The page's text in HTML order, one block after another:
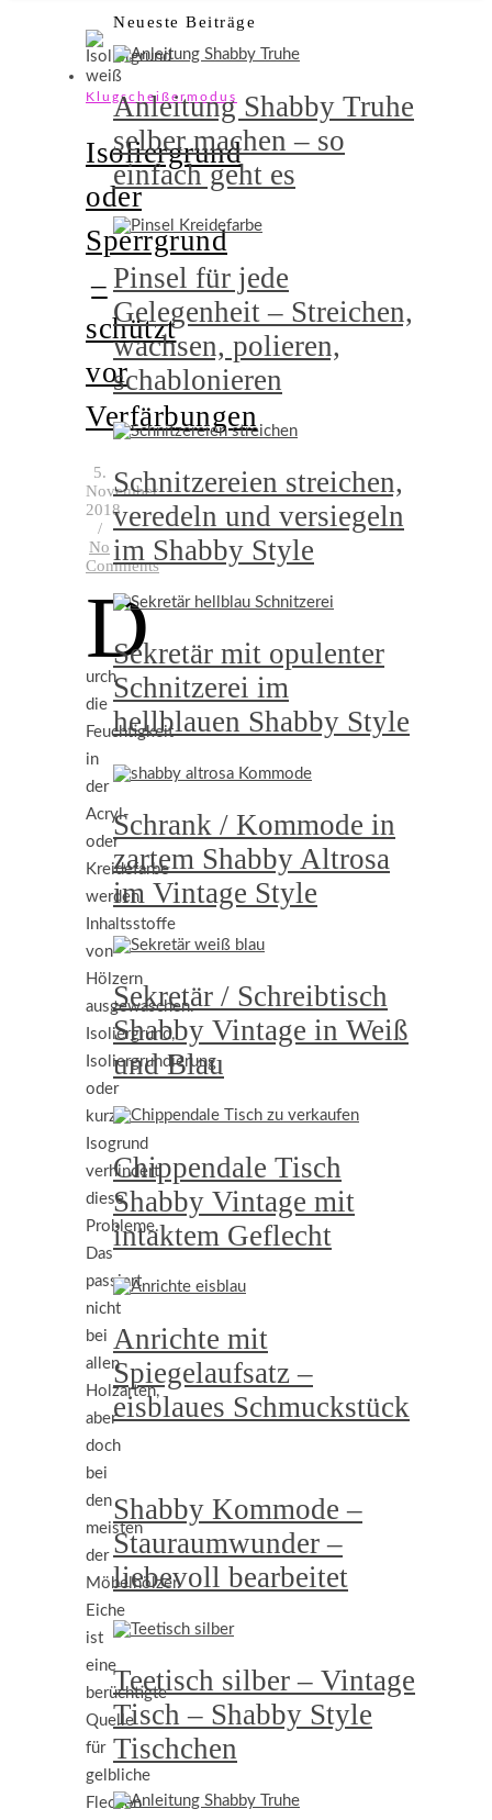
Klugscheißermodus
Isoliergrund
oder
Sperrgrund
–
schützt
vor
Verfärbungen
5.
November
2018
/
No
Comments
D
urch
die
Feuchtigkeit
in
der
Acryl-
oder
Kreidefarbe
werden
Inhaltsstoffe
von
Hölzern
ausgewaschen.
Isoliergrund,
Isoliergrundierung
oder
kurz
Isogrund
verhindert
diese
Probleme.
Das
passiert
nicht
bei
allen
Holzarten,
aber
doch
bei
den
meisten
der
Möbelhölzer.
Eiche
ist
eine
berüchtigte
Quelle
für
gelbliche
Flecken
Neueste Beiträge
Anleitung Shabby Truhe
selber machen – so
einfach geht es
Pinsel für jede
Gelegenheit – Streichen,
wachsen, polieren,
schablonieren
Schnitzereien streichen,
veredeln und versiegeln
im Shabby Style
Sekretär mit opulenter
Schnitzerei im
hellblauen Shabby Style
Schrank / Kommode in
zartem Shabby Altrosa
im Vintage Style
Sekretär / Schreibtisch
Shabby Vintage in Weiß
und Blau
Chippendale Tisch
Shabby Vintage mit
intaktem Geflecht
Anrichte mit
Spiegelaufsatz –
eisblaues Schmuckstück
Shabby Kommode –
Stauraumwunder –
liebevoll bearbeitet
Teetisch silber – Vintage
Tisch – Shabby Style
Tischchen